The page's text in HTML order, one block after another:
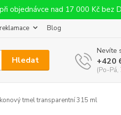
objednávce nad 17 000 Kč bez
Blog
Hledat
Nevíte
+420
(Po-
tmel transparentní 315 ml